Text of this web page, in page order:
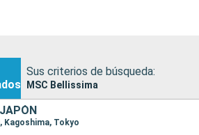
Sus criterios de búsqueda:
MSC Bellissima
Kagoshima, Tokyo